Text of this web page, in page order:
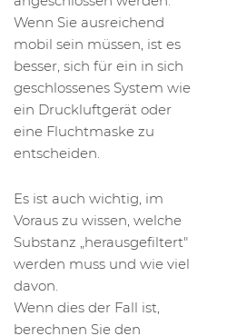
Wenn Sie ausreichend
mobil sein müssen, ist es
besser, sich für ein in sich
geschlossenes System wie
ein Druckluftgerät oder
eine Fluchtmaske zu
entscheiden.
Es ist auch wichtig, im
Voraus zu wissen, welche
Substanz „herausgefiltert"
werden muss und wie viel
davon.
Wenn dies der Fall ist,
berechnen Sie den